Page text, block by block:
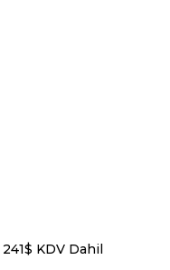
241$ KDV Dahil